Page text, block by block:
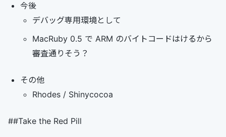
今後
デバッグ専用環境として
MacRuby 0.5 で ARM のバイトコードはけるから
審査通りそう？
その他
Rhodes / Shinycocoa
##Take the Red Pill